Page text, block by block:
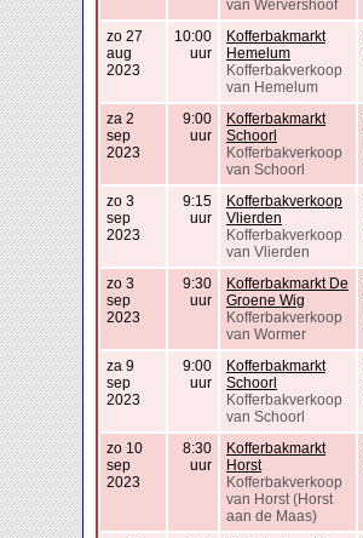
van Wervershoof
zo 27
aug
2023
10:00
uur
Kofferbakmarkt
Hemelum
Kofferbakverkoop
van Hemelum
za 2
sep
2023
9:00
uur
Kofferbakmarkt
Schoorl
Kofferbakverkoop
van Schoorl
zo 3
sep
2023
9:15
uur
Kofferbakverkoop
Vlierden
Kofferbakverkoop
van Vlierden
zo 3
sep
2023
9:30
uur
Kofferbakmarkt De
Groene Wig
Kofferbakverkoop
van Wormer
za 9
sep
2023
9:00
uur
Kofferbakmarkt
Schoorl
Kofferbakverkoop
van Schoorl
zo 10
sep
2023
8:30
uur
Kofferbakmarkt
Horst
Kofferbakverkoop
van Horst (Horst
aan de Maas)